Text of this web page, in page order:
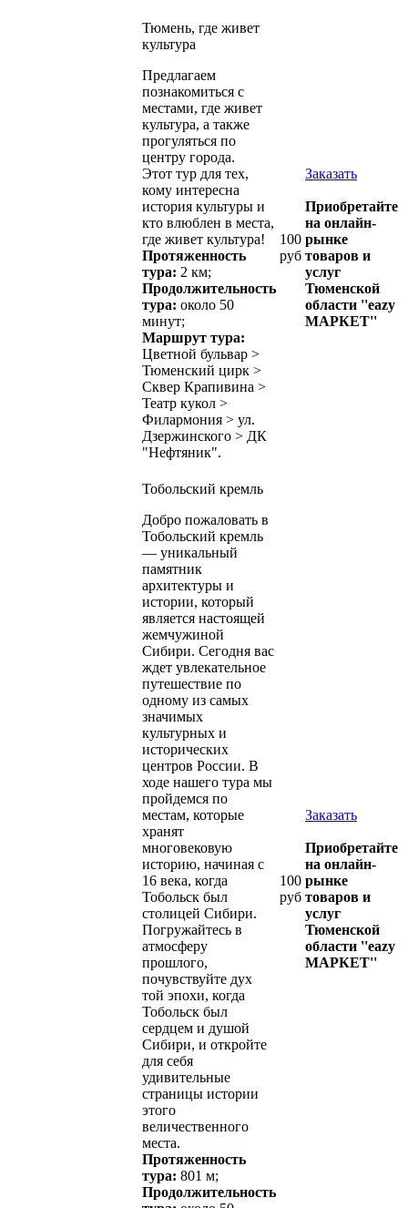
Тюмень, где живет
культура
Предлагаем
познакомиться с
местами, где живет
культура, а также
прогуляться по
центру города.
Этот тур для тех,
кому интересна
история культуры и
кто влюблен в места,
где живет культура!
Протяженность
тура: 2 км;
Продолжительность
тура: около 50
минут;
Маршрут тура:
Цветной бульвар >
Тюменский цирк >
Сквер Крапивина >
Театр кукол >
Филармония > ул.
Дзержинского > ДК
"Нефтяник".
100
руб
Заказать
Приобретайте
на онлайн-
рынке
товаров и
услуг
Тюменской
области ''eazy
МАРКЕТ''
Тобольский кремль
Добро пожаловать в
Тобольский кремль
— уникальный
памятник
архитектуры и
истории, который
является настоящей
жемчужиной
Сибири. Сегодня вас
ждет увлекательное
путешествие по
одному из самых
значимых
культурных и
исторических
центров России. В
ходе нашего тура мы
пройдемся по
местам, которые
хранят
многовековую
историю, начиная с
16 века, когда
Тобольск был
столицей Сибири.
Погружайтесь в
атмосферу
прошлого,
почувствуйте дух
той эпохи, когда
Тобольск был
сердцем и душой
Сибири, и откройте
для себя
удивительные
страницы истории
этого
величественного
места.
Протяженность
тура: 801 м;
Продолжительность
100
руб
Заказать
Приобретайте
на онлайн-
рынке
товаров и
услуг
Тюменской
области ''eazy
МАРКЕТ''